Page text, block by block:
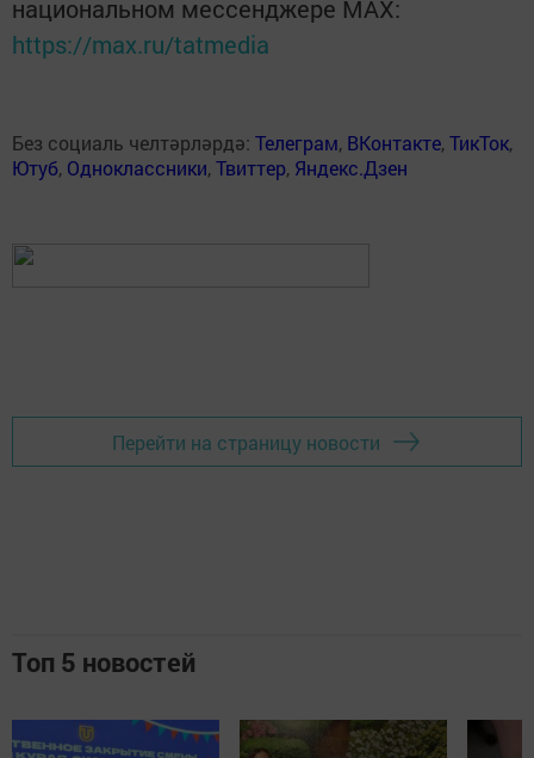
национальном мессенджере MАХ:
https://max.ru/tatmedia
Без социаль челтәрләрдә: Телеграм, ВКонтакте,ТикТок,
Ютуб, Одноклассники,Твиттер, Яндекс.Дзен
Перейти на страницу новости
Топ 5 новостей